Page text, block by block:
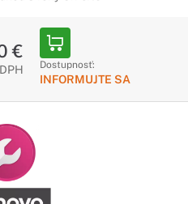
€
Dostupnosť:
INFORMUJTE SA